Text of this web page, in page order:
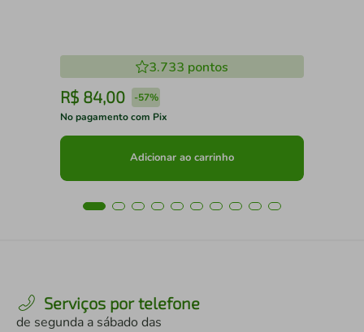
3.733 pontos
R$ 84,00 -57%
No pagamento com Pix
Adicionar ao carrinho
Serviços por telefone
de segunda a sábado das